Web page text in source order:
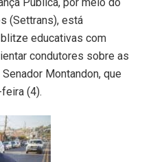
(Settrans), está
educativas com
condutores sobre as
Montandon, que
(4).